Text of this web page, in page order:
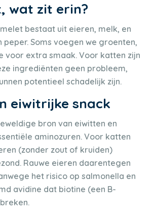
wat zit erin?
bestaat uit eieren, melk, en
peper. Soms voegen we groenten,
voor extra smaak. Voor katten zijn
ingrediënten geen probleem,
potentieel schadelijk zijn.
eiwitrijke snack
bron van eiwitten en
aminozuren. Voor katten
(zonder zout of kruiden)
Rauwe eieren daarentegen
het risico op salmonella en
avidine dat biotine (een B-